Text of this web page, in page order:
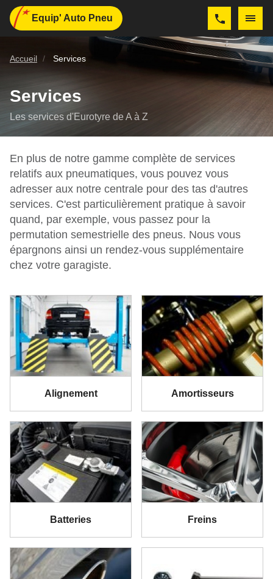
Equip' Auto Pneu
Accueil Services
Services
Les services d'Eurotyre de A à Z
En plus de notre gamme complète de services
relatifs aux pneumatiques, vous pouvez vous
adresser aux notre centrale pour des tas d'autres
services. C'est particulièrement pratique à savoir
quand, par exemple, vous passez pour la
permutation semestrielle des pneus. Nous vous
épargnons ainsi un rendez-vous supplémentaire
chez votre garagiste.
Alignement Amortisseurs
Batteries Freins